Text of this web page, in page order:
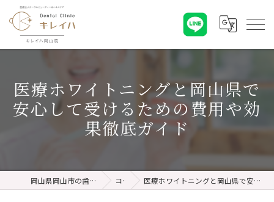
医療ホワイトニングと岡山県で
安心して受けるための費用や効
果徹底ガイド
岡山県岡山市の歯医者ならキレイハ岡山院 コラム 医療ホワイトニングと岡山県で安心して受けるための費用や効果徹底ガイド